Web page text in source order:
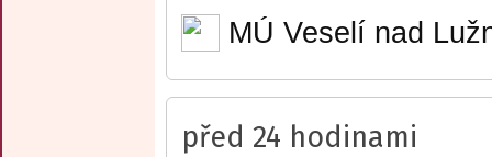
MÚ Veselí nad
před 24 hodinami